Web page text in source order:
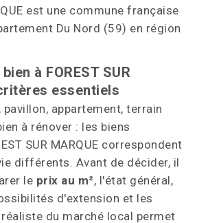
est une commune française
Du Nord (59) en région
à FOREST SUR
essentiels
appartement, terrain
à rénover : les biens
SUR MARQUE correspondent
différents. Avant de décider, il
le prix au m², l'état général,
d'extension et les
du marché local permet